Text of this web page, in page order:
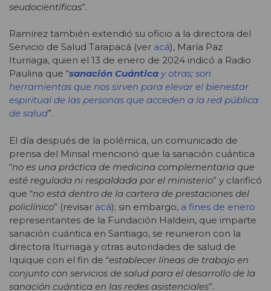
seudocientíficas”.
Ramírez también extendió su oficio a la directora del
Servicio de Salud Tarapacá (ver acá), María Paz
Iturriaga, quien el 13 de enero de 2024 indicó a Radio
Paulina que “sanación Cuántica y otras; son
herramientas que nos sirven para elevar el bienestar
espiritual de las personas que acceden a la red pública
de salud”.
El día después de la polémica, un comunicado de
prensa del Minsal mencionó que la sanación cuántica
“no es una práctica de medicina complementaria que
esté regulada ni respaldada por el ministerio” y clarificó
que “no está dentro de la cartera de prestaciones del
policlínico” (revisar acá); sin embargo, a fines de enero
representantes de la Fundación Haldein, que imparte
sanación cuántica en Santiago, se reunieron con la
directora Iturriaga y otras autoridades de salud de
Iquique con el fin de “establecer líneas de trabajo en
conjunto con servicios de salud para el desarrollo de la
sanación cuántica en las redes asistenciales”.